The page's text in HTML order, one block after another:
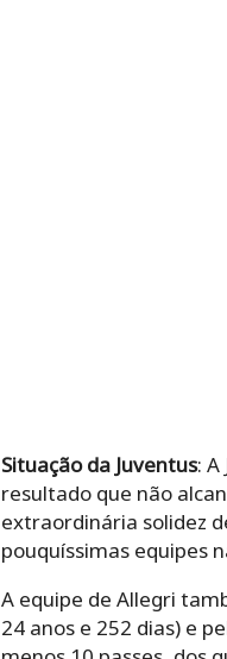
Situação da Juventus: A
resultado que não
extraordinária solidez
pouquíssimas equipes
A equipe de Allegri
24 anos e 252 dias) e